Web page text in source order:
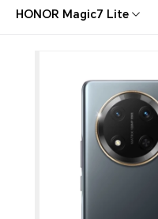
HONOR Magic7 Lite